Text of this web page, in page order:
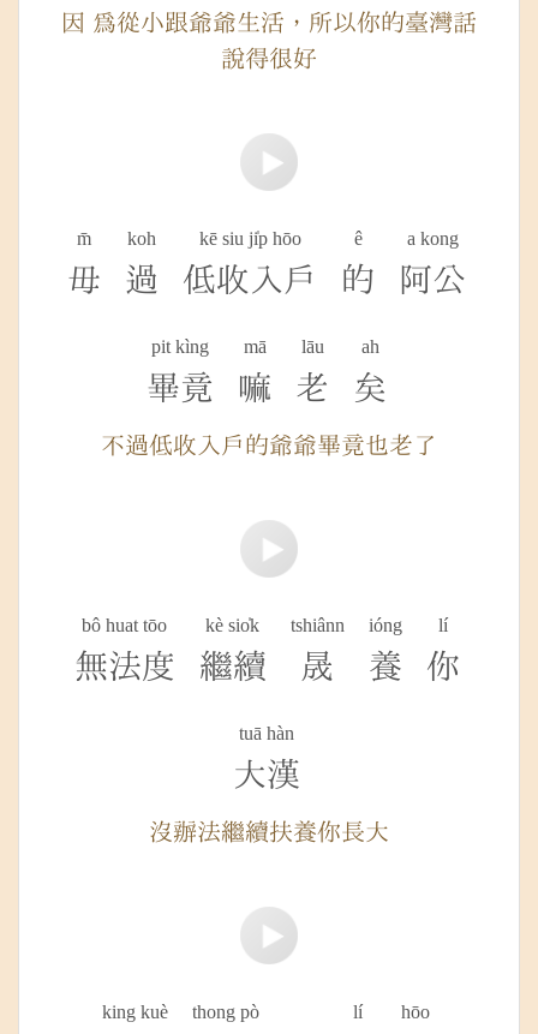
因 為從小跟爺爺生活，所以你的臺灣話
說得很好
m̄
毋
koh
過
kē siu ji̍p hōo
低收入戶
ê
的
a kong
阿公
pit kìng
畢竟
mā
嘛
lāu
老
ah
矣
不過低收入戶的爺爺畢竟也老了
bô huat tōo
無法度
kè sio̍k
繼續
tshiânn
晟
ióng
養
lí
你
tuā hàn
大漢
沒辦法繼續扶養你長大
king kuè thong pò lí hōo